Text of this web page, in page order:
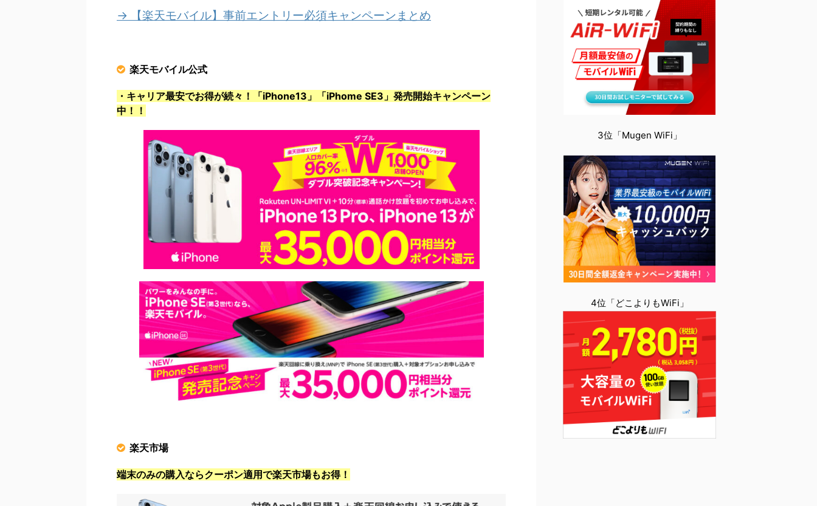
→ 【楽天モバイル】事前エントリー必須キャンペーンまとめ
楽天モバイル公式
・キャリア最安でお得が続々！「iPhone13」「iPhome SE3」発売開始キャンペーン
中！！
楽天市場
端末のみの購入ならクーポン適用で楽天市場もお得！
3位「Mugen WiFi」
4位「どこよりもWiFi」